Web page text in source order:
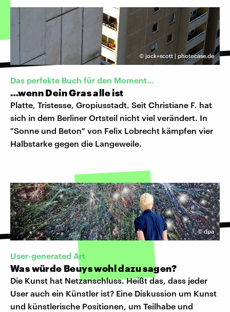
© jock+scott | photocase.de
Das perfekte Buch für den Moment…
…wenn Dein Gras alle ist
Platte, Tristesse, Gropiusstadt. Seit Christiane F. hat
sich in dem Berliner Ortsteil nicht viel verändert. In
"Sonne und Beton" von Felix Lobrecht kämpfen vier
Halbstarke gegen die Langeweile.
©dpa
User-generated Art
Was würde Beuys wohl dazu sagen?
Die Kunst hat Netzanschluss. Heißt das, dass jeder
User auch ein Künstler ist? Eine Diskussion um Kunst
und künstlerische Positionen, um Teilhabe und